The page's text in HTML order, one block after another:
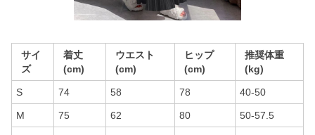
サイ
ズ
着丈
(cm)
ウエスト
(cm)
ヒップ
(cm)
推奨体重
(kg)
S 74 58 78 40-50
M 75 62 80 50-57.5